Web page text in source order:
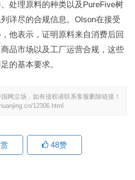
处理原料的种类以及PureFive树
详尽的合规信息。Olson在接受
他表示，证明原料来自消费后回
品市场以及工厂运营合规，这些
的基本要求。
网立场，如有侵权请联系客服删除链接！
12306.html
48赞